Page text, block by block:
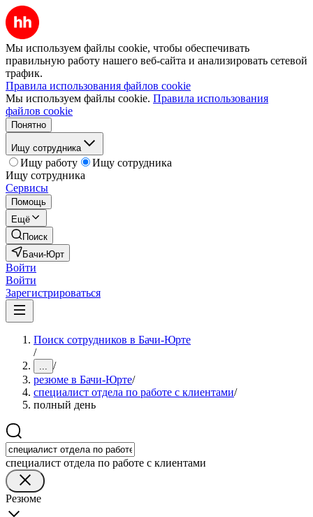
Мы используем файлы cookie, чтобы обеспечивать
правильную работу нашего веб-сайта и анализировать сетевой
трафик.
Правила использования файлов cookie
Мы используем файлы cookie. Правила использования
файлов cookie
Понятно
Ищу сотрудника
Ищу работу
Ищу сотрудника
Ищу сотрудника
Сервисы
Помощь
Ещё
Поиск
Бачи-Юрт
Войти
Войти
Зарегистрироваться
Поиск сотрудников в Бачи-Юрте
/
... /
резюме в Бачи-Юрте/
специалист отдела по работе с клиентами/
полный день
специалист отдела по работе с клиентами
Резюме